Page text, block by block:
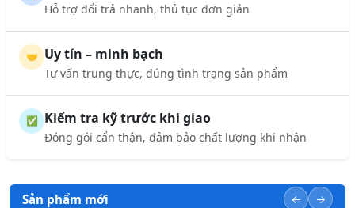
Hỗ trợ đổi trả nhanh, thủ tục đơn giản
🤝 Uy tín – minh bạch
Tư vấn trung thực, đúng tình trạng sản phẩm
✅ Kiểm tra kỹ trước khi giao
Đóng gói cẩn thận, đảm bảo chất lượng khi nhận
Sản phẩm mới